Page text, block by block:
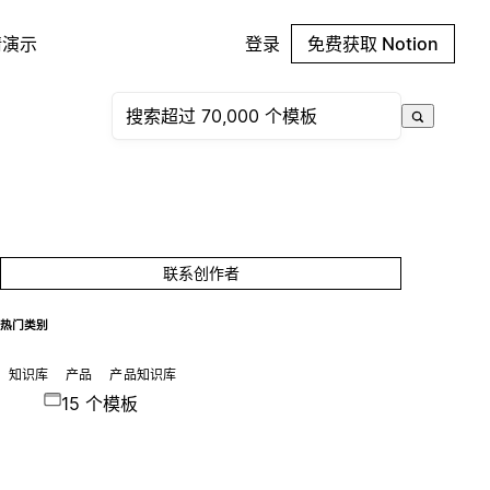
示 登录 免费获取 Notion
联系创作者
热门类别
知识库 产品 产品知识库
15 个模板